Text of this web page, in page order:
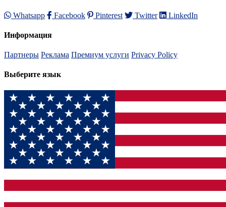
Whatsapp Facebook Pinterest Twitter LinkedIn
Информация
Партнеры Реклама Премиум услуги Privacy Policy
Выберите язык